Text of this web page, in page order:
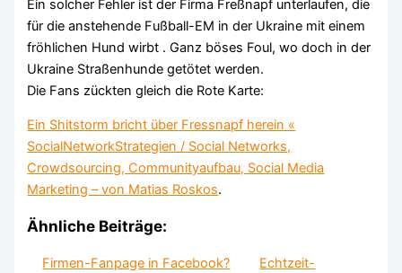
Ein solcher Fehler ist der Firma Freßnapf unterlaufen, die
für die anstehende Fußball-EM in der Ukraine mit einem
fröhlichen Hund wirbt . Ganz böses Foul, wo doch in der
Ukraine Straßenhunde getötet werden.
Die Fans zückten gleich die Rote Karte:
Ein Shitstorm bricht über Fressnapf herein «
SocialNetworkStrategien / Social Networks,
Crowdsourcing, Communityaufbau, Social Media
Marketing – von Matias Roskos.
Ähnliche Beiträge:
Firmen-Fanpage in Facebook?
Echtzeit-